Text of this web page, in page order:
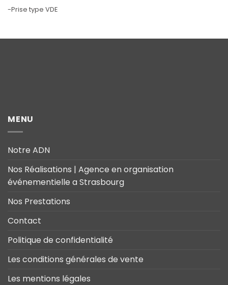
-Prise type VDE
MENU
Notre ADN
Nos Réalisations | Agence en organisation
événementielle a Strasbourg
Nos Prestations
Contact
Politique de confidentialité
Les conditions générales de vente
Les mentions légales